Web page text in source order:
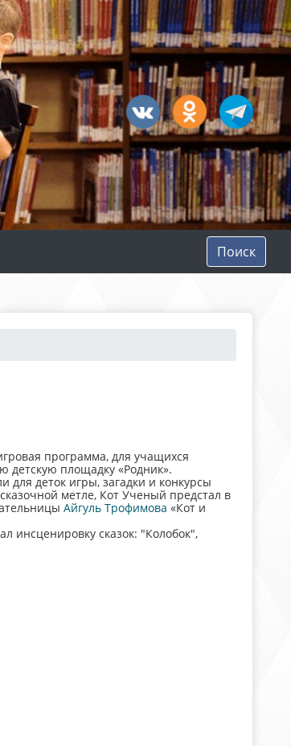
Поиск
программа, для учащихся
площадку «Родник».
для деток игры, загадки и конкурсы
метле, Кот Ученый предстал в
Айгуль Трофимова «Кот и
инсценировку сказок: "Колобок",